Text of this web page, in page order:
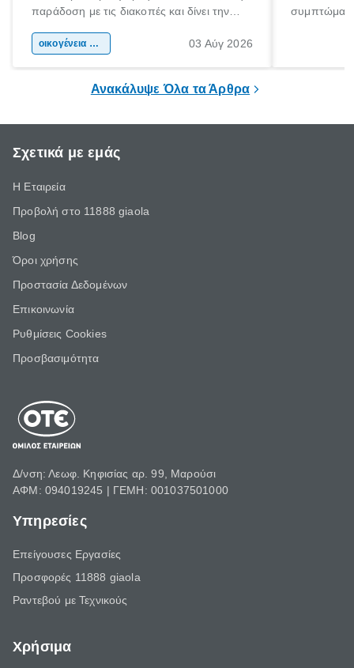
παράδοση με τις διακοπές και δίνει την
χώρας. Είτε πρόκειται για λίγες μέρες
οικογένεια & παιδί 03 Αύγ 2026
Ανακάλυψε Όλα τα Άρθρα
Σχετικά με εμάς
Η Εταιρεία
Προβολή στο 11888 giaola
Blog
Όροι χρήσης
Προστασία Δεδομένων
Επικοινωνία
Ρυθμίσεις Cookies
Προσβασιμότητα
Δ/νση: Λεωφ. Κηφισίας αρ. 99, Μαρούσι
ΑΦΜ: 094019245 | ΓΕΜΗ: 001037501000
Υπηρεσίες
Επείγουσες Εργασίες
Προσφορές 11888 giaola
Ραντεβού με Τεχνικούς
Χρήσιμα